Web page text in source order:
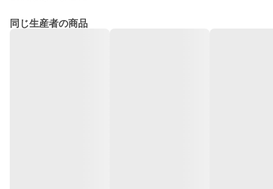
同じ生産者の商品